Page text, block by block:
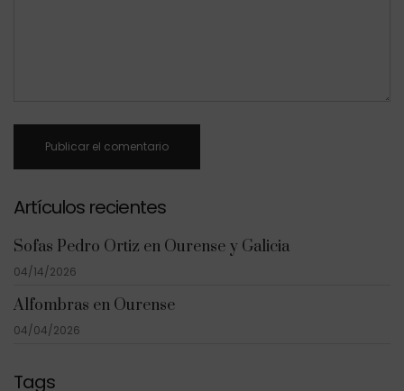
Artículos recientes
Sofas Pedro Ortiz en Ourense y Galicia
04/14/2026
Alfombras en Ourense
04/04/2026
Tags